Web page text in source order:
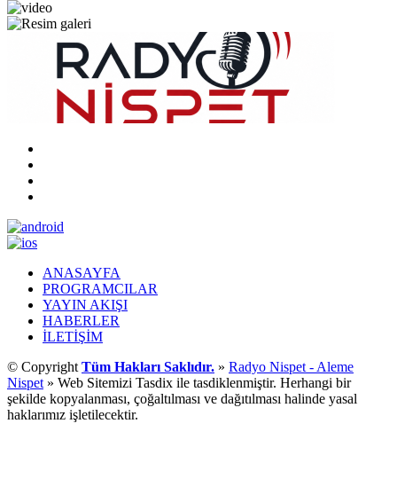
ANASAYFA
PROGRAMCILAR
YAYIN AKIŞI
HABERLER
İLETİŞİM
© Copyright Tüm Hakları Saklıdır. » Radyo Nispet - Aleme
Nispet » Web Sitemizi Tasdix ile tasdiklenmiştir. Herhangi bir
şekilde kopyalanması, çoğaltılması ve dağıtılması halinde yasal
haklarımız işletilecektir.